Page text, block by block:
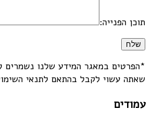
תוכן הפנייה:
*הפרטים במאגר המידע שלנו נשמרים
שאתה עשוי לקבל בהתאם לתנאי
עמודים